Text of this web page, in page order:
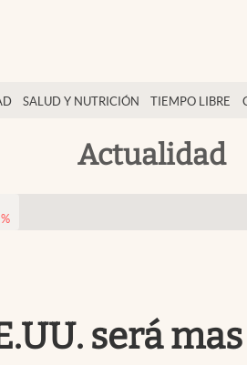
SALUD Y NUTRICIÓN TIEMPO LIBRE
Actualidad
%
será